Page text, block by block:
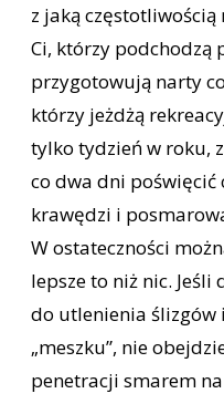
z jaką
Ci, którzy podchodzą
przygotowują narty
którzy jeżdżą
tylko tydzień w roku,
co dwa dni
krawędzi i
W ostateczności
lepsze to niż nic.
do utlenienia ślizgów
„meszku”, nie
penetracji smarem